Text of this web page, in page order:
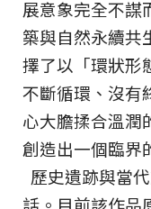
展意象完全不謀
築與自然永續共
擇了以「環狀形
不斷循環、沒有
心大膽揉合溫潤
創造出一個臨界
歷史遺跡與當